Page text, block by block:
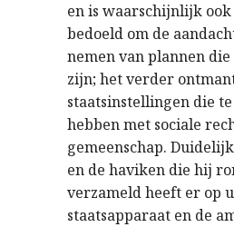
en is waarschijnlijk
bedoeld om de
nemen van plannen
zijn; het verder
staatsinstellingen die
hebben met sociale
gemeenschap.
en de haviken die hij
verzameld heeft er op
staatsapparaat en de